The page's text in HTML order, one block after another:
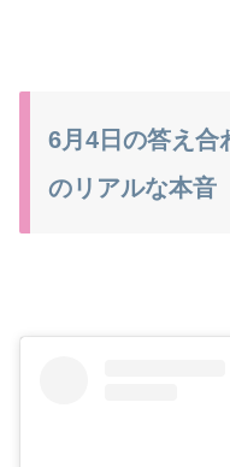
6月4日の答え合
のリアルな本音